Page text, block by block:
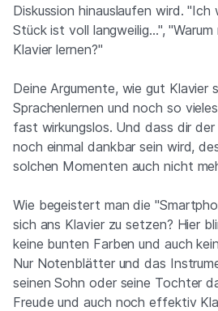
Diskussion hinauslaufen wird.
Stück ist voll langweilig…", "Warum
Klavier lernen?"
Deine Argumente, wie gut Klavier
Sprachenlernen und noch so
fast wirkungslos. Und dass dir
noch einmal dankbar sein wird,
solchen Momenten auch nicht
Wie begeistert man die
sich ans Klavier zu setzen? Hier
keine bunten Farben und auch
Nur Notenblätter und das
seinen Sohn oder seine Tochter
Freude und auch noch effektiv